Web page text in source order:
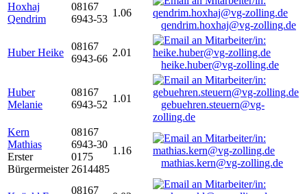
Hoxhaj
Qendrim
08167
6943-53
1.06
qendrim.hoxhaj@vg-zolling.de
Huber Heike
08167
6943-66
2.01
heike.huber@vg-zolling.de
Huber
Melanie
08167
6943-52
1.01
gebuehren.steuern@vg-
zolling.de
Kern
Mathias
Erster
Bürgermeister
08167
6943-30
0175
2614485
1.16
mathias.kern@vg-zolling.de
08167